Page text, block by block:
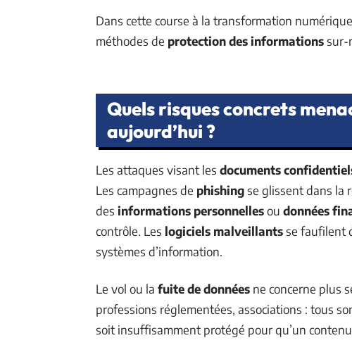
Dans cette course à la transformation
méthodes de protection des informationssur-
Quels risques concrets
aujourd’hui ?
Les attaques visant les documents
Les campagnes de phishingse glissent dans la
des informations personnellesou données
contrôle. Les logiciels malveillantsse faufilent
systèmes d’information.
Le vol ou la fuite de données ne concerne plus
professions réglementées, associations : tous
soit insuffisamment protégé pour qu’un